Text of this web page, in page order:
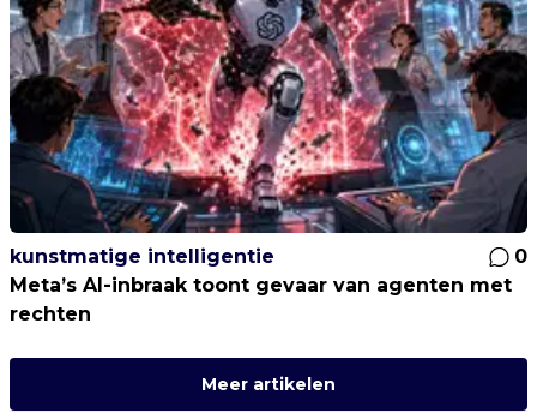
kunstmatige intelligentie
0
Meta’s AI-inbraak toont gevaar van agenten met
rechten
Meer artikelen